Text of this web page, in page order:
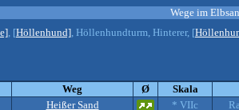
Wege im
, [Höllenhund], Höllenhundturm, Hinterer, [
Weg Ø Skala
Heißer Sand * VIIc